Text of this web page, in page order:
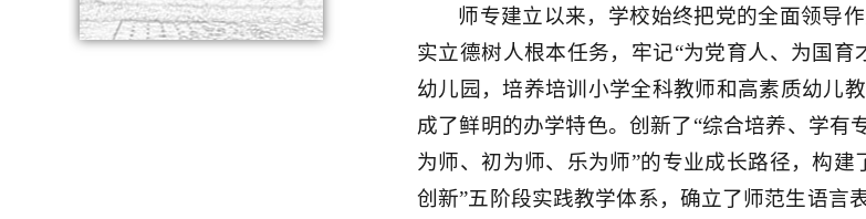
师专建立以来，学校始终把党的全面领导
实立德树人根本任务，牢记“为党育人、为国
幼儿园，培养培训小学全科教师和高素质幼儿
成了鲜明的办学特色。创新了“综合培养、学有
为师、初为师、乐为师”的专业成长路径，构
创新”五阶段实践教学体系，确立了师范生语言